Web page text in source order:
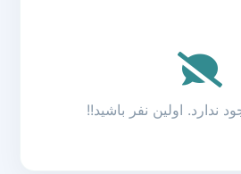
ندارد. اولین نفر باشید!!